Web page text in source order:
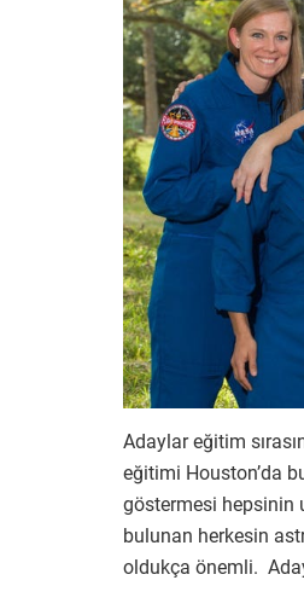
Adaylar eğitim
eğitimi Houston’da
göstermesi hepsinin
bulunan herkesin
oldukça önemli.